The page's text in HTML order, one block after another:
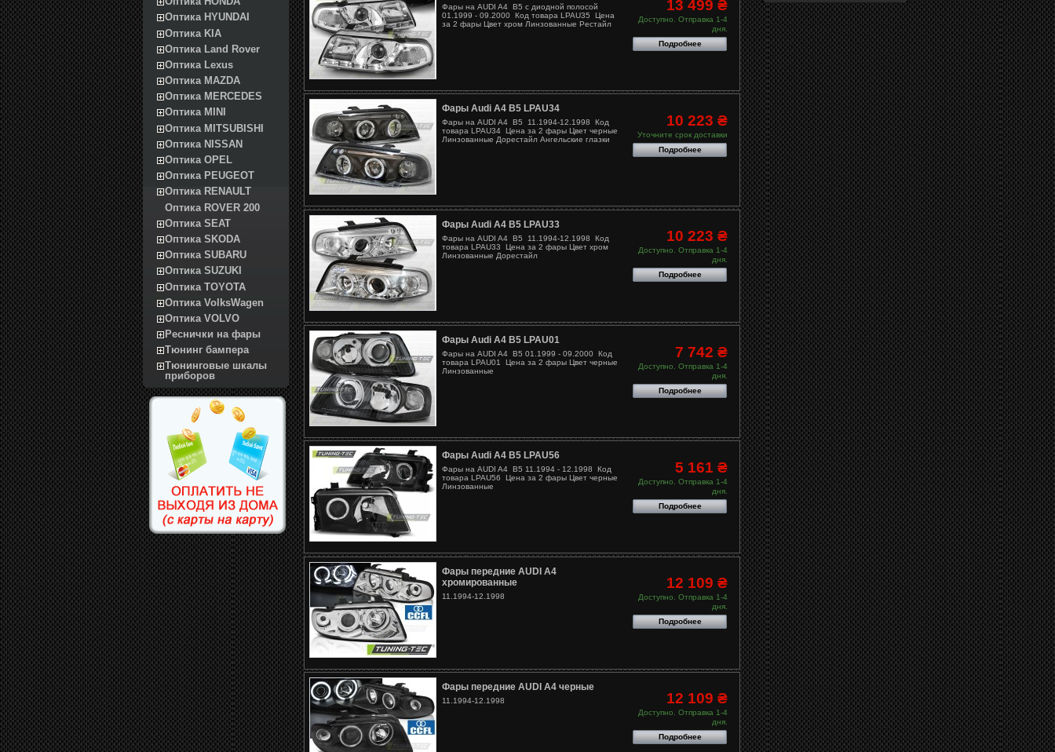
Оптика HYUNDAI
Оптика KIA
Оптика Land Rover
Оптика Lexus
Оптика MAZDA
Оптика MERCEDES
Оптика MINI
Оптика MITSUBISHI
Оптика NISSAN
Оптика OPEL
Оптика PEUGEOT
Оптика RENAULT
Оптика ROVER 200
Оптика SEAT
Оптика SKODA
Оптика SUBARU
Оптика SUZUKI
Оптика TOYOTA
Оптика VolksWagen
Оптика VOLVO
Реснички на фары
Тюнинг бампера
Тюнинговые шкалы
приборов
Фары на AUDI A4 B5 с диодной полосой
01.1999 - 09.2000 Код товара LPAU35 Цена
за 2 фары Цвет хром Линзованные Рестайл
13 499 ₴
Доступно. Отправка 1-4
дня.
Подробнее
Фары Audi A4 B5 LPAU34
Фары на AUDI A4 B5 11.1994-12.1998 Код
товара LPAU34 Цена за 2 фары Цвет черные
Линзованные Дорестайл Ангельские глазки
10 223 ₴
Уточните срок доставки
Подробнее
Фары Audi A4 B5 LPAU33
Фары на AUDI A4 B5 11.1994-12.1998 Код
товара LPAU33 Цена за 2 фары Цвет хром
Линзованные Дорестайл
10 223 ₴
Доступно. Отправка 1-4
дня.
Подробнее
Фары Audi A4 B5 LPAU01
Фары на AUDI A4 B5 01.1999 - 09.2000 Код
товара LPAU01 Цена за 2 фары Цвет черные
Линзованные
7 742 ₴
Доступно. Отправка 1-4
дня.
Подробнее
Фары Audi A4 B5 LPAU56
Фары на AUDI A4 B5 11.1994 - 12.1998 Код
товара LPAU56 Цена за 2 фары Цвет черные
Линзованные
5 161 ₴
Доступно. Отправка 1-4
дня.
Подробнее
Фары передние AUDI A4
хромированные
11.1994-12.1998
12 109 ₴
Доступно. Отправка 1-4
дня.
Подробнее
Фары передние AUDI A4 черные
11.1994-12.1998 12 109 ₴
Доступно. Отправка 1-4
дня.
Подробнее